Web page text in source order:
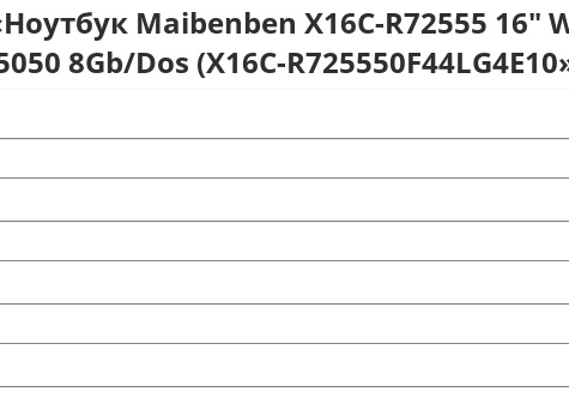
Maibenben X16C-R72555 16"
8Gb/Dos (X16C-